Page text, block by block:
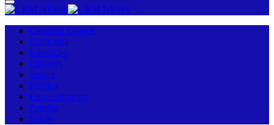
Campina Grande
Economia
Educação
Esportes
Justiça
Política
Entretenimento
Paraíba
Saúde